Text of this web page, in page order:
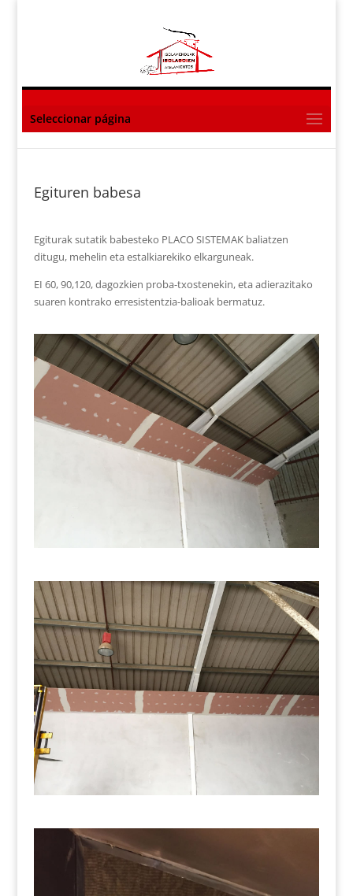
Seleccionar página
Egituren babesa
Egiturak sutatik babesteko PLACO SISTEMAK baliatzen
ditugu, mehelin eta estalkiarekiko elkarguneak.
EI 60, 90,120, dagozkien proba-txostenekin, eta adierazitako
suaren kontrako erresistentzia-balioak bermatuz.